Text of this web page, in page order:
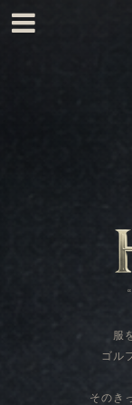
服
ゴル
そのき